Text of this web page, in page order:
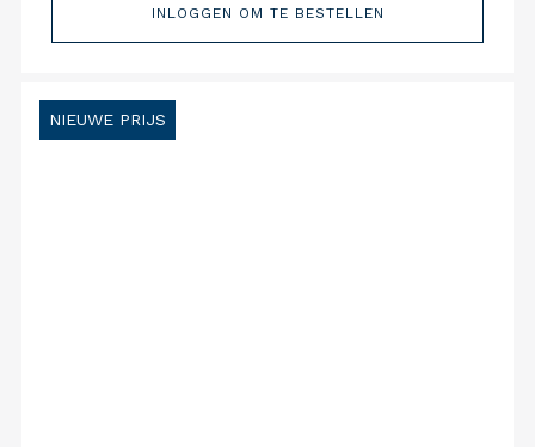
INLOGGEN OM TE BESTELLEN
NIEUWE PRIJS